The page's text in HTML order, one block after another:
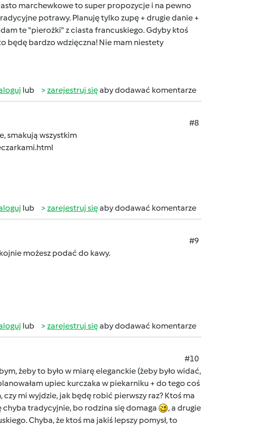
marchewkowe to super propozycje i na pewno
potrawy. Planuję tylko zupę + drugie danie +
te "pierożki" z ciasta francuskiego. Gdyby ktoś
będę bardzo wdzięczna! Nie mam niestety
lub zarejestruj sięaby dodawać komentarze
#8
smakują wszystkim
lub zarejestruj sięaby dodawać komentarze
#9
możesz podać do kawy.
lub zarejestruj sięaby dodawać komentarze
#10
żeby to było w miarę eleganckie (żeby było widać,
upiec kurczaka w piekarniku + do tego coś
mi wyjdzie, jak będę robić pierwszy raz? Ktoś ma
chyba tradycyjnie, bo rodzina się domaga
, a drugie
Chyba, że ktoś ma jakiś lepszy pomysł, to